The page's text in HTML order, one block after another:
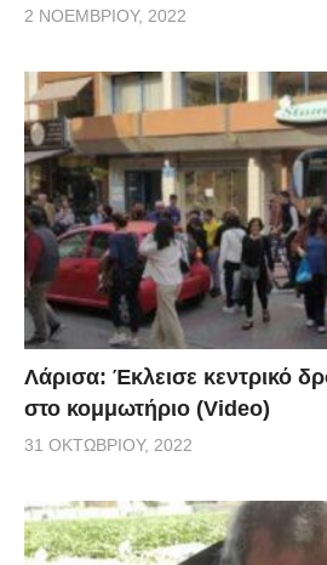
2 ΝΟΕΜΒΡΊΟΥ, 2022
Λάρισα: Έκλεισε κεντρικό
στο κομμωτήριο (Video)
31 ΟΚΤΩΒΡΊΟΥ, 2022